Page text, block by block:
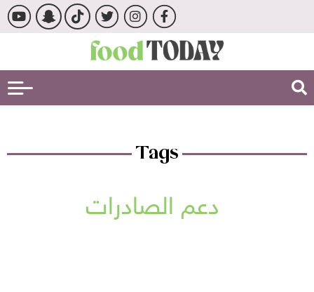
Tags
دعم الصادرات